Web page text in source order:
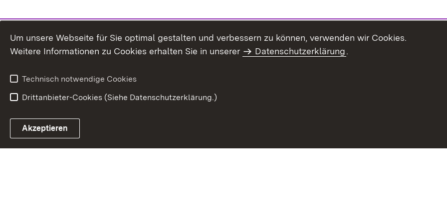
Um unsere Webseite für Sie optimal gestalten und verbessern zu können, verwenden wir Cookies.
Weitere Informationen zu Cookies erhalten Sie in unserer
Datenschutzerklärung.
Technisch notwendige Cookies
Drittanbieter-Cookies (Siehe Datenschutzerklärung.)
Akzeptieren